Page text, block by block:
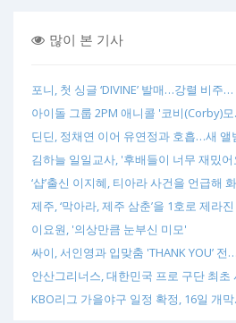
많이 본 기사
포니, 첫 싱글 ‘DIVINE’ 발매…강렬 비주…
아이돌 그룹 2PM 애니콜 '코비(Corby)
딘딘, 정채연 이어 유연정과 호흡…새 앨
김하늘 일일교사, '후배들이 너무 재밌어
‘샵’출신 이지혜, 티아라 사건을 언급해
제주, ‘막아라, 제주 삼춘’을 1호로 제라
이요원, '의상만큼 눈부신 미모'
싸이, 서인영과 입맞춤 'THANK YOU’ 전…
안산그리너스, 대한민국 프로 구단 최
KBO리그 가을야구 일정 확정, 16일 개